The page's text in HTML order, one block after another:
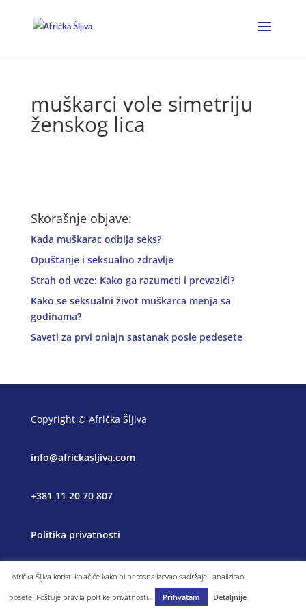
muškarci vole simetriju
ženskog lica
Skorašnje objave:
Kada muškarac odbija seks?
Opuštanje i seksualno zdravlje
Strah od veze: Kako ga razumeti i prevazići?
Kako se seksualni život muškarca menja sa
godinama?
Saveti za prvi onlajn sastanak posle pedesete
Copyright © Afrička Šljiva
info@africkasljiva.com
+381 11 20 70 807
Politika privatnosti
Afrička Šljiva koristi kolačiće kako bi perosnalizovao sadržaje i analizirao
posete. Poštuje pravila politike privatnosti.
Prihvatam Detaljnije